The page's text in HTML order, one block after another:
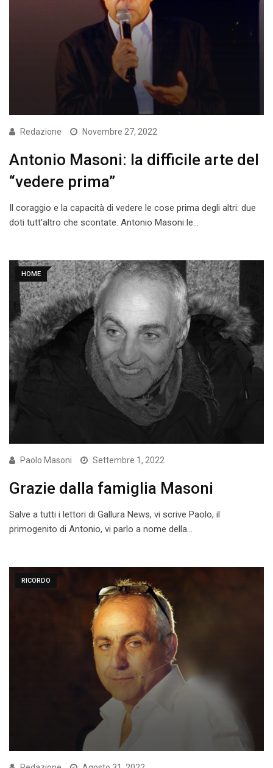
Redazione Novembre 27, 2022
Antonio Masoni: la difficile arte del
“vedere prima”
Il coraggio e la capacità di vedere le cose prima degli altri: due
doti tutt’altro che scontate. Antonio Masoni le…
HOME
Paolo Masoni Settembre 1, 2022
Grazie dalla famiglia Masoni
Salve a tutti i lettori di Gallura News, vi scrive Paolo, il
primogenito di Antonio, vi parlo a nome della…
RICORDO